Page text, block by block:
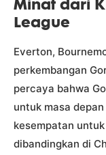
Minat dari
League
Everton,
perkembangan
percaya bahwa
untuk masa
kesempatan
dibandingkan di